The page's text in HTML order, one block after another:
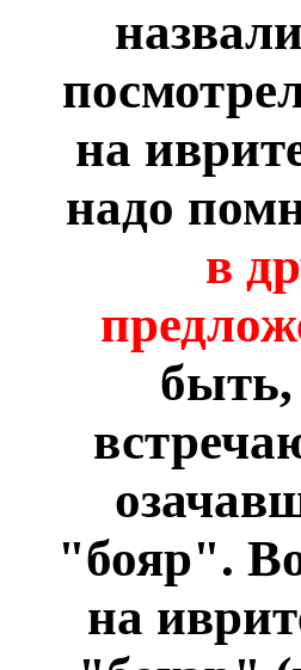
на
надо
в
быть,
"бояр".
на